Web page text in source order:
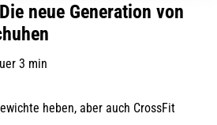
neue Generation von
3 min
heben, aber auch CrossFit